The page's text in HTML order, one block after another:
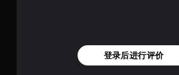
登录后进行评价